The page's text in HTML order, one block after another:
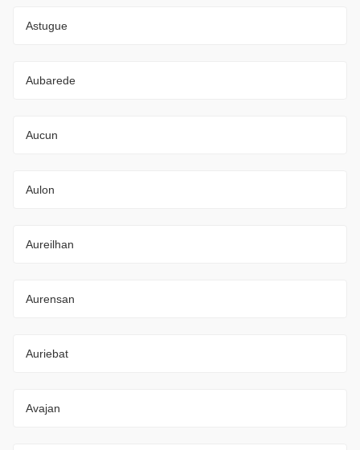
Astugue
Aubarede
Aucun
Aulon
Aureilhan
Aurensan
Auriebat
Avajan